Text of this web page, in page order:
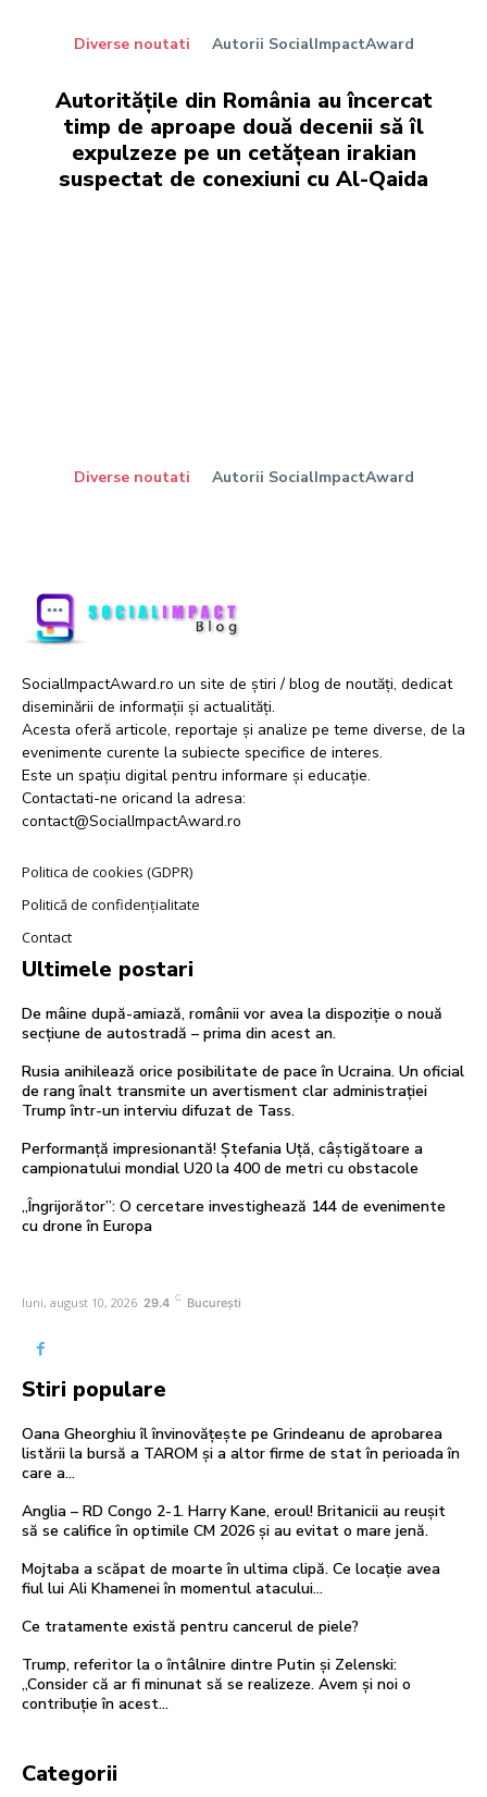
Diverse noutati Autorii SocialImpactAward
Autoritățile din România au încercat
timp de aproape două decenii să îl
expulzeze pe un cetățean irakian
suspectat de conexiuni cu Al-Qaida
Diverse noutati Autorii SocialImpactAward
SocialImpactAward.ro un site de știri / blog de noutăți, dedicat
diseminării de informații și actualități.
Acesta oferă articole, reportaje și analize pe teme diverse, de la
evenimente curente la subiecte specifice de interes.
Este un spațiu digital pentru informare și educație.
Contactati-ne oricand la adresa:
contact@SocialImpactAward.ro
Politica de cookies (GDPR)
Politică de confidențialitate
Contact
Ultimele postari
De mâine după-amiază, românii vor avea la dispoziție o nouă
secțiune de autostradă – prima din acest an.
Rusia anihilează orice posibilitate de pace în Ucraina. Un oficial
de rang înalt transmite un avertisment clar administrației
Trump într-un interviu difuzat de Tass.
Performanță impresionantă! Ștefania Uță, câștigătoare a
campionatului mondial U20 la 400 de metri cu obstacole
„Îngrijorător”: O cercetare investighează 144 de evenimente
cu drone în Europa
luni, august 10, 2026 29.4 C București
Stiri populare
Oana Gheorghiu îl învinovățește pe Grindeanu de aprobarea
listării la bursă a TAROM și a altor firme de stat în perioada în
care a...
Anglia – RD Congo 2-1. Harry Kane, eroul! Britanicii au reușit
să se califice în optimile CM 2026 și au evitat o mare jenă.
Mojtaba a scăpat de moarte în ultima clipă. Ce locație avea
fiul lui Ali Khamenei în momentul atacului…
Ce tratamente există pentru cancerul de piele?
Trump, referitor la o întâlnire dintre Putin și Zelenski:
„Consider că ar fi minunat să se realizeze. Avem și noi o
contribuție în acest...
Categorii